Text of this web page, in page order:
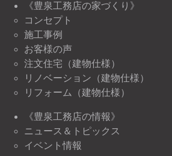
《豊泉工務店の家づくり》
コンセプト
施工事例
お客様の声
注文住宅（建物仕様）
リノベーション（建物仕様）
リフォーム（建物仕様）
《豊泉工務店の情報》
ニュース＆トピックス
イベント情報